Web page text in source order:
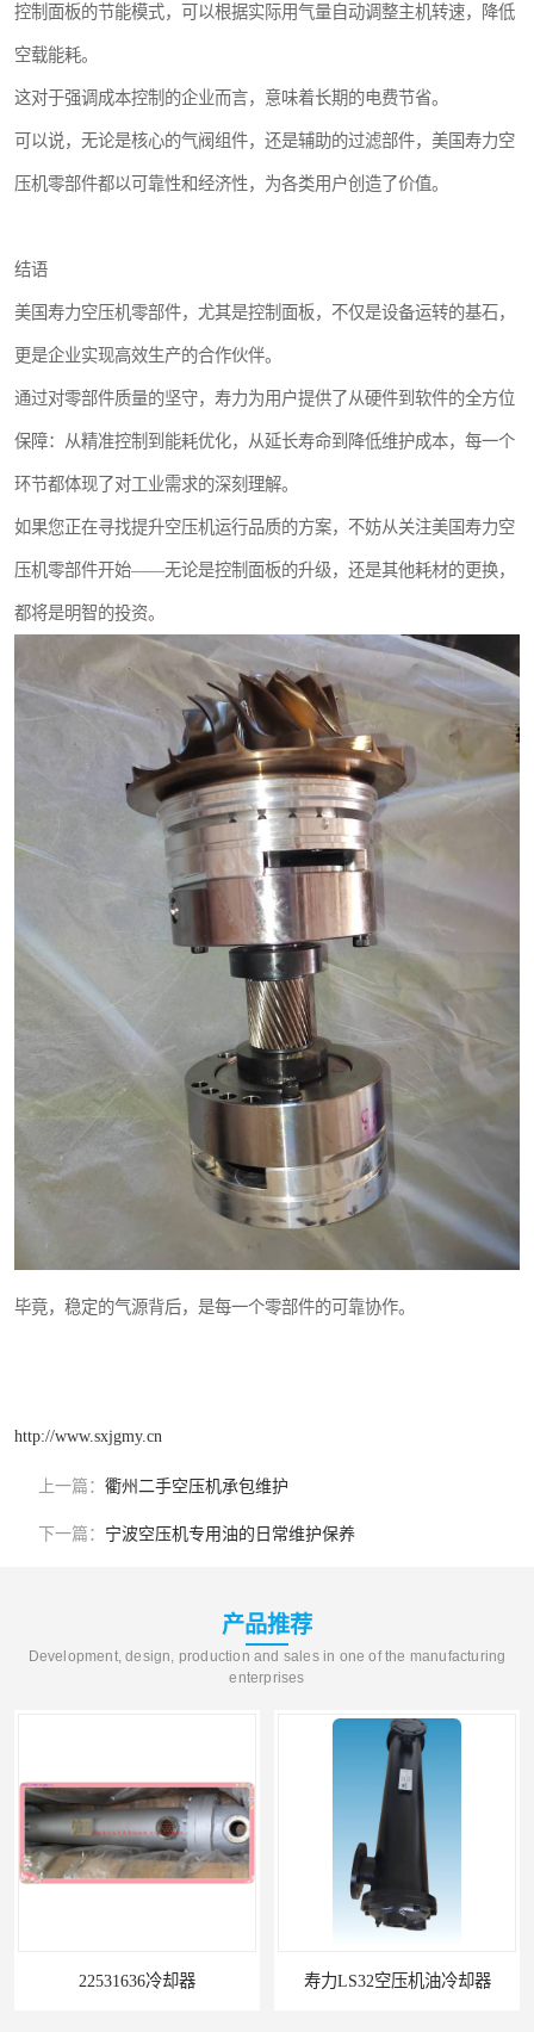
控制面板的节能模式，可以根据实际用气量自动调整主机转速，降低
空载能耗。
这对于强调成本控制的企业而言，意味着长期的电费节省。
可以说，无论是核心的气阀组件，还是辅助的过滤部件，美国寿力空
压机零部件都以可靠性和经济性，为各类用户创造了价值。
结语
美国寿力空压机零部件，尤其是控制面板，不仅是设备运转的基石，
更是企业实现高效生产的合作伙伴。
通过对零部件质量的坚守，寿力为用户提供了从硬件到软件的全方位
保障：从精准控制到能耗优化，从延长寿命到降低维护成本，每一个
环节都体现了对工业需求的深刻理解。
如果您正在寻找提升空压机运行品质的方案，不妨从关注美国寿力空
压机零部件开始——无论是控制面板的升级，还是其他耗材的更换，
都将是明智的投资。
毕竟，稳定的气源背后，是每一个零部件的可靠协作。
http://www.sxjgmy.cn
上一篇： 衢州二手空压机承包维护
下一篇： 宁波空压机专用油的日常维护保养
产品推荐
Development, design, production and sales in one of the manufacturing
enterprises
寿力LS32空压机油冷却器 38459582级冷却剂